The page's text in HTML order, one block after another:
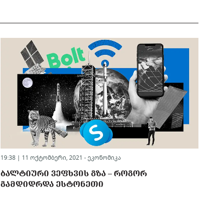
19:38 | 11 ოქტომბერი, 2021 -ეკონომიკა
ᲑᲐᲚᲢᲘᲣᲠᲘ ᲕᲔᲤᲮᲕᲘᲡ ᲒᲖᲐ – ᲠᲝᲒᲝᲠ
ᲒᲐᲛᲓᲘᲓᲠᲓᲐ ᲔᲡᲢᲝᲜᲔᲗᲘ